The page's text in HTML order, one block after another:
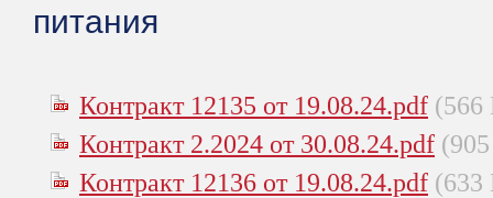
питания
Контракт 12135 от 19.08.24.pdf (566
Контракт 2.2024 от 30.08.24.pdf
Контракт 12136 от 19.08.24.pdf (633